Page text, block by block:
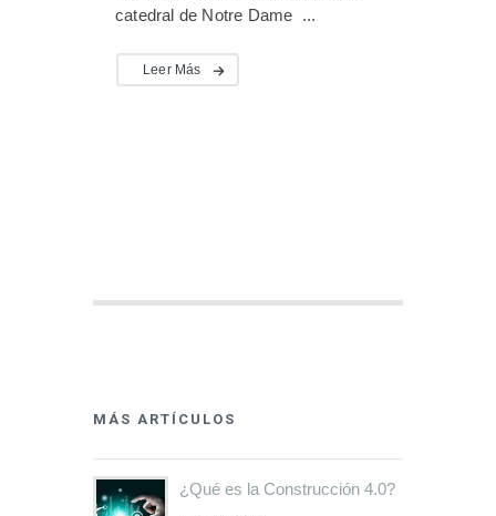
catedral de Notre Dame ...
Leer Más
MÁS ARTÍCULOS
¿Qué es la Construcción 4.0?